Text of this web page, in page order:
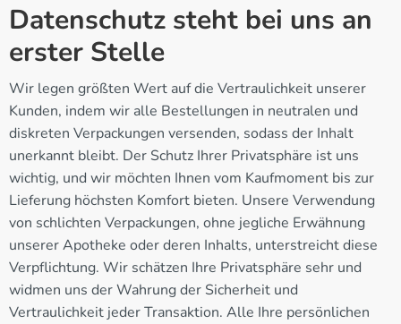
Datenschutz steht bei uns an
erster Stelle
Wir legen größten Wert auf die Vertraulichkeit unserer
Kunden, indem wir alle Bestellungen in neutralen und
diskreten Verpackungen versenden, sodass der Inhalt
unerkannt bleibt. Der Schutz Ihrer Privatsphäre ist uns
wichtig, und wir möchten Ihnen vom Kaufmoment bis zur
Lieferung höchsten Komfort bieten. Unsere Verwendung
von schlichten Verpackungen, ohne jegliche Erwähnung
unserer Apotheke oder deren Inhalts, unterstreicht diese
Verpflichtung. Wir schätzen Ihre Privatsphäre sehr und
widmen uns der Wahrung der Sicherheit und
Vertraulichkeit jeder Transaktion. Alle Ihre persönlichen